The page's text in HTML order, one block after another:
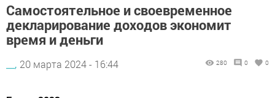
Самостоятельное и своевременное
декларирование доходов экономит
время и деньги
__, 20 марта 2024 - 16:44 280 0 0